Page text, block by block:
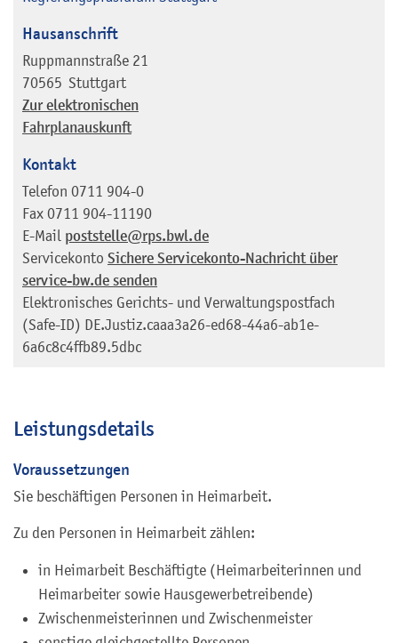
Hausanschrift
Ruppmannstraße 21
70565 Stuttgart
Zur elektronischen
Fahrplanauskunft
Kontakt
Telefon 0711 904-0
Fax 0711 904-11190
E-Mail poststelle@rps.bwl.de
Servicekonto Sichere Servicekonto-Nachricht über
service-bw.de senden
Elektronisches Gerichts- und Verwaltungspostfach
(Safe-ID) DE.Justiz.caaa3a26-ed68-44a6-ab1e-
6a6c8c4ffb89.5dbc
Leistungsdetails
Voraussetzungen
Sie beschäftigen Personen in Heimarbeit.
Zu den Personen in Heimarbeit zählen:
in Heimarbeit Beschäftigte (Heimarbeiterinnen und
Heimarbeiter sowie Hausgewerbetreibende)
Zwischenmeisterinnen und Zwischenmeister